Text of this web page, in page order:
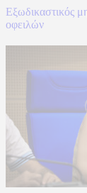
Εξωδικαστικός
οφειλών